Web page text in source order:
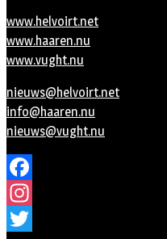
www.helvoirt.net
www.haaren.nu
www.vught.nu
nieuws@helvoirt.net
info@haaren.nu
nieuws@vught.nu
Facebook
Instagram